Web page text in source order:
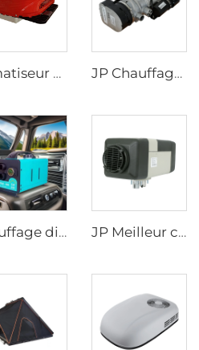
Climatiseur pour cabines de camion Conditionneur d'air intégré Type surplombant 24V JP Chauffage stationnaire 9KW 12V Diesel Essence Chauffage pour camion Pelleteuse Bus Véhicules tout-terrain
Chauffage diesel air stationnaire JP 12v 2kw pour divers véhicules avec contrôleur LED en hiver JP Meilleur chauffage à air Lpg 4KW 24V Chauffage de stationnement pour camping-car, bateau et voiture